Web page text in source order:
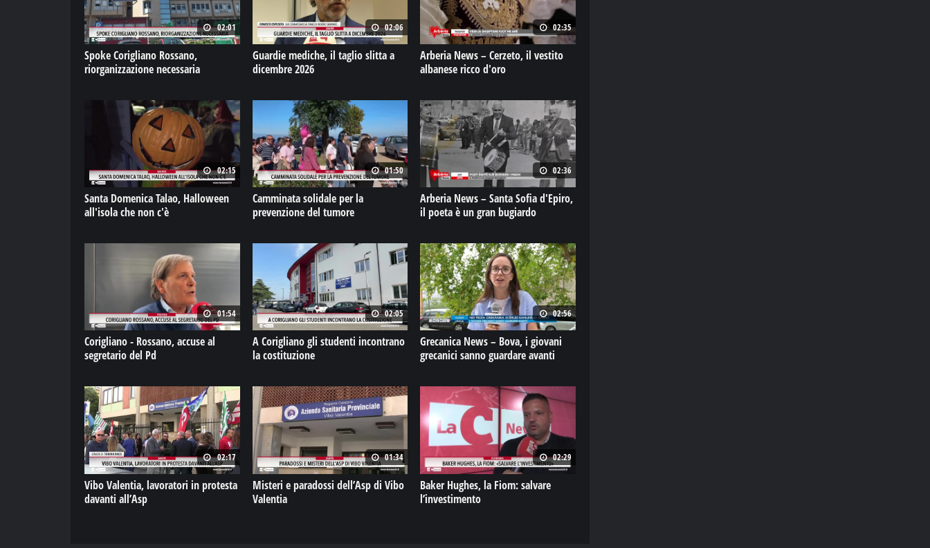
02:01
Spoke Corigliano Rossano,
riorganizzazione necessaria
02:15
Santa Domenica Talao, Halloween
all'isola che non c'è
01:54
Corigliano - Rossano, accuse al
segretario del Pd
02:17
Vibo Valentia, lavoratori in protesta
davanti all’Asp
02:06
Guardie mediche, il taglio slitta a
dicembre 2026
01:50
Camminata solidale per la
prevenzione del tumore
02:05
A Corigliano gli studenti incontrano
la costituzione
01:34
Misteri e paradossi dell’Asp di Vibo
Valentia
02:35
Arberia News – Cerzeto, il vestito
albanese ricco d'oro
02:36
Arberia News – Santa Sofia d'Epiro,
il poeta è un gran bugiardo
02:56
Grecanica News – Bova, i giovani
grecanici sanno guardare avanti
02:29
Baker Hughes, la Fiom: salvare
l’investimento